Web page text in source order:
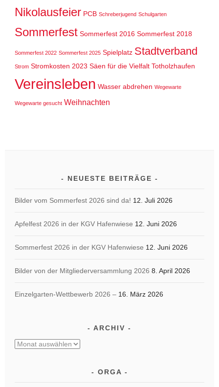
Nikolausfeier PCB Schreberjugend Schulgarten
Sommerfest Sommerfest 2016 Sommerfest 2018
Sommerfest 2022 Sommerfest 2025 Spielplatz Stadtverband
Strom Stromkosten 2023 Säen für die Vielfalt Totholzhaufen
Vereinsleben Wasser abdrehen Wegewarte
Wegewarte gesucht Weihnachten
NEUESTE BEITRÄGE
Bilder vom Sommerfest 2026 sind da! 12. Juli 2026
Apfelfest 2026 in der KGV Hafenwiese 12. Juni 2026
Sommerfest 2026 in der KGV Hafenwiese 12. Juni 2026
Bilder von der Mitgliederversammlung 2026 8. April 2026
Einzelgarten-Wettbewerb 2026 – 16. März 2026
ARCHIV
Archiv
ORGA